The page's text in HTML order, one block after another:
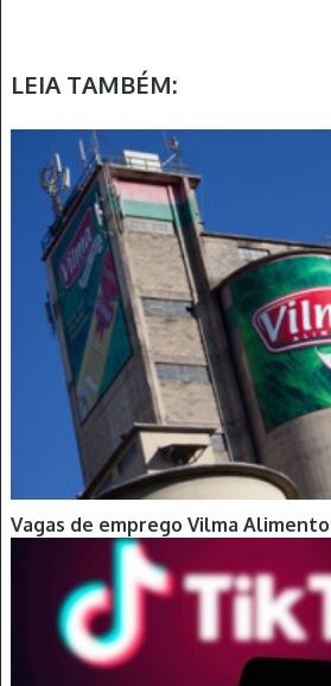
LEIA TAMBÉM:
Vagas de emprego Vilma